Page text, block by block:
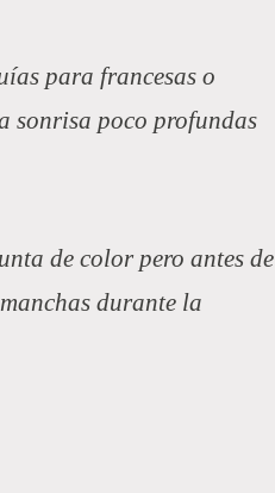
para francesas o
sonrisa poco profundas
de color pero antes de
durante la